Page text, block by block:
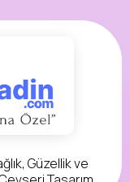
Güzellik ve